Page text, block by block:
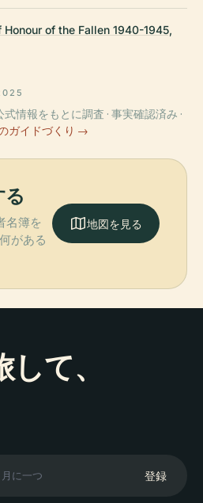
of the Fallen 1940-1945,
報をもとに調査 · 事実確認済み ·
ガイドづくり →
る
名簿を
がある
地図を見る
て、
登録